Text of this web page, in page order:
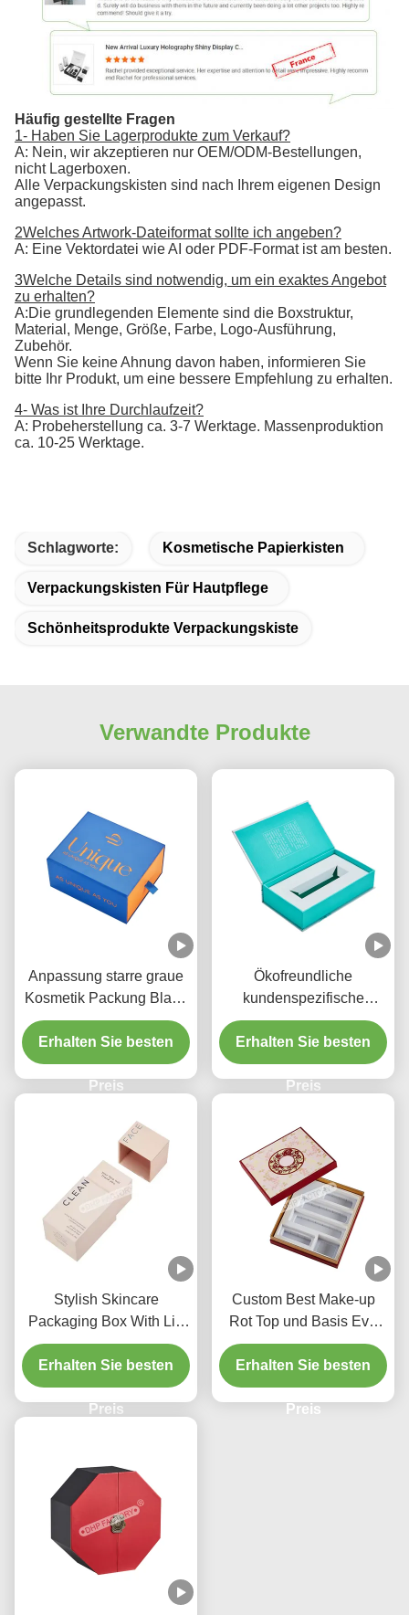
Häufig gestellte Fragen
1- Haben Sie Lagerprodukte zum Verkauf?
A: Nein, wir akzeptieren nur OEM/ODM-Bestellungen,
nicht Lagerboxen.
Alle Verpackungskisten sind nach Ihrem eigenen Design
angepasst.
2Welches Artwork-Dateiformat sollte ich angeben?
A: Eine Vektordatei wie AI oder PDF-Format ist am besten.
3Welche Details sind notwendig, um ein exaktes Angebot
zu erhalten?
A:Die grundlegenden Elemente sind die Boxstruktur,
Material, Menge, Größe, Farbe, Logo-Ausführung,
Zubehör.
Wenn Sie keine Ahnung davon haben, informieren Sie
bitte Ihr Produkt, um eine bessere Empfehlung zu erhalten.
4- Was ist Ihre Durchlaufzeit?
A: Probeherstellung ca. 3-7 Werktage. Massenproduktion
ca. 10-25 Werktage.
Schlagworte: Kosmetische Papierkisten
Verpackungskisten Für Hautpflege
Schönheitsprodukte Verpackungskiste
Verwandte Produkte
Anpassung starre graue
Kosmetik Packung Blaue
Schieber Schublade Box
Folie Stempel
Markenlogo
Erhalten Sie besten
Preis
Ökofreundliche
kundenspezifische
Kosmetik-Boxen Make-up
Hautpflege PR
Abonnement Verpackung
Erhalten Sie besten
Preis
Stylish Skincare
Packaging Box With Lid
And Base Fashionable
Cosmetic Gift Box
Erhalten Sie besten
Preis
Custom Best Make-up
Rot Top und Basis Eva
Einfügen Boxen für
Kosmetik-Packung
Erhalten Sie besten
Preis